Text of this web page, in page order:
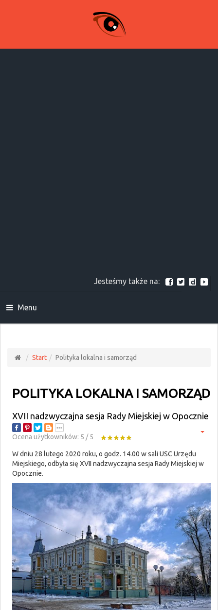
Jesteśmy także na:
Menu
Start Polityka lokalna i samorząd
POLITYKA LOKALNA I SAMORZĄD
XVII nadzwyczajna sesja Rady Miejskiej w Opocznie
Ocena użytkowników: 5 /5
W dniu 28 lutego 2020 roku, o godz. 14.00 w sali USC Urzędu
Miejskiego, odbyła się XVII nadzwyczajna sesja Rady Miejskiej w
Opocznie.